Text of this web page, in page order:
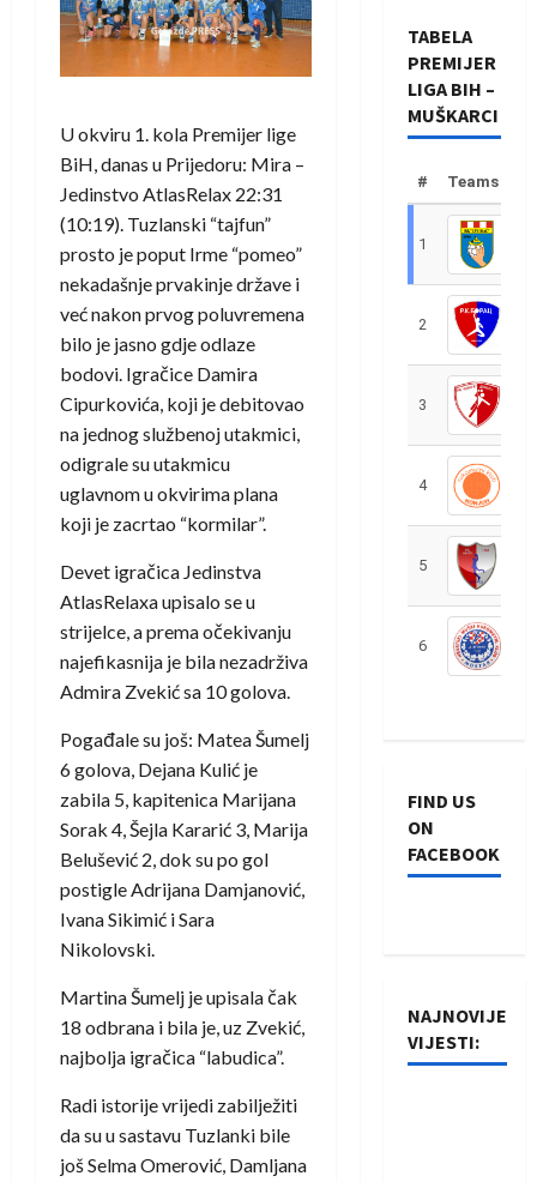
U okviru 1. kola Premijer lige
BiH, danas u Prijedoru: Mira –
Jedinstvo AtlasRelax 22:31
(10:19). Tuzlanski “tajfun”
prosto je poput Irme “pomeo”
nekadašnje prvakinje države i
već nakon prvog poluvremena
bilo je jasno gdje odlaze
bodovi. Igračice Damira
Cipurkovića, koji je debitovao
na jednog službenoj utakmici,
odigrale su utakmicu
uglavnom u okvirima plana
koji je zacrtao “kormilar”.
Devet igračica Jedinstva
AtlasRelaxa upisalo se u
strijelce, a prema očekivanju
najefikasnija je bila nezadrživa
Admira Zvekić sa 10 golova.
Pogađale su još: Matea Šumelj
6 golova, Dejana Kulić je
zabila 5, kapitenica Marijana
Sorak 4, Šejla Kararić 3, Marija
Belušević 2, dok su po gol
postigle Adrijana Damjanović,
Ivana Sikimić i Sara
Nikolovski.
Martina Šumelj je upisala čak
18 odbrana i bila je, uz Zvekić,
najbolja igračica “labudica”.
Radi istorije vrijedi zabilježiti
da su u sastavu Tuzlanki bile
još Selma Omerović, Damljana
TABELA
PREMIJER
LIGA BIH –
MUŠKARCI
# Teams
1
2
3
4
5
6
FIND US
ON
FACEBOOK
NAJNOVIJE
VIJESTI: